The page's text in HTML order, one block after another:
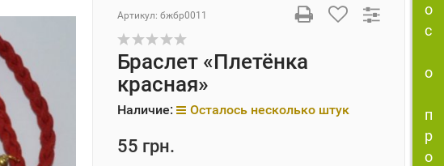
о
с
о
п
р
о
Артикул: бжбр0011
Браслет «Плетёнка
красная»
Наличие: Осталось несколько штук
55 грн.